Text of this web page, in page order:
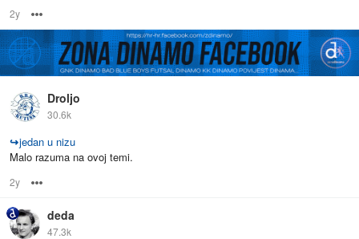
2y
Droljo
30.6k
↪jedan u nizu
Malo razuma na ovoj temi.
2y
deda
47.3k